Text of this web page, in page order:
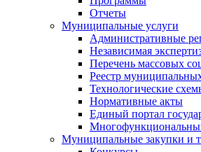
Отчеты
Муниципальные услуги
Административные
Независимая
Перечень массовых
Реестр
Технологические
Нормативные акты
Единый портал
Муниципальные закупки и